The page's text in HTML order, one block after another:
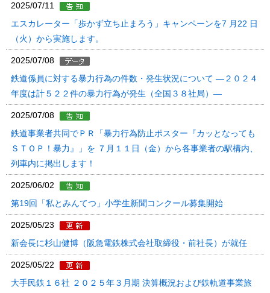
2025/07/11
エスカレーター「歩かず立ち止まろう」キャンペーンを7 月22 日
（火）から実施します。
2025/07/08
鉄道係員に対する暴力行為の件数・発生状況について ―２０２４
年度は計５２２件の暴力行為が発生（全国３８社局）―
2025/07/08
鉄道事業者共同でＰＲ「暴力行為防止ポスター『カッとなっても
ＳＴＯＰ！暴力』」を ７月１１日（金）から各事業者の駅構内、
列車内に掲出します！
2025/06/02
第19回「私とみんてつ」小学生新聞コンクール募集開始
2025/05/23
新会長に杉山健博（阪急電鉄株式会社取締役・前社長）が就任
2025/05/22
大手民鉄１６社 ２０２５年３月期 決算概況および鉄軌道事業旅